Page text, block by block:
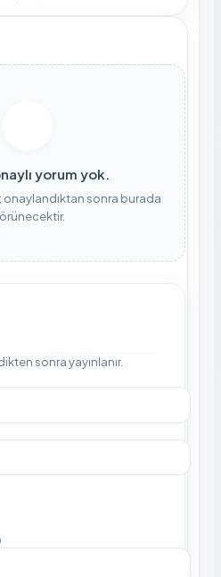
yorum yok.
onaylandıktan sonra burada
sonra yayınlanır.